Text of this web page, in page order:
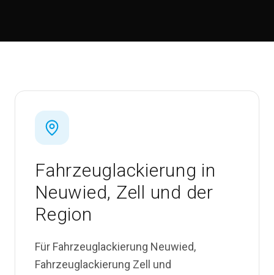
Fahrzeuglackierung in
Neuwied, Zell und der
Region
Für Fahrzeuglackierung Neuwied,
Fahrzeuglackierung Zell und